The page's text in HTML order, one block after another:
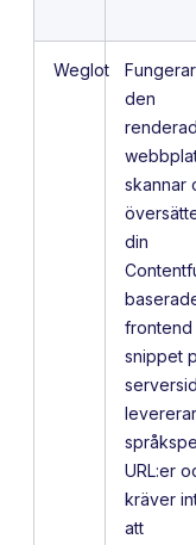
Weglot
den
skannar
din
frontend
snippet
levererar
URL:er
kräver
att